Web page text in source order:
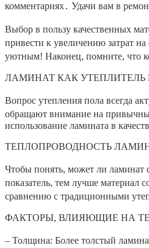
комментариях․ Удачи вам в
Выбор в пользу качественных
привести к увеличению затрат
уютным! Наконец, помните, что
ЛАМИНАТ КАК УТЕПЛИТЕЛЬ
Вопрос утепления пола всегда
обращают внимание на
использование ламината в
ТЕПЛОПРОВОДНОСТЬ
Чтобы понять, может ли ламинат
показатель, тем лучше материал
сравнению с традиционными
ФАКТОРЫ, ВЛИЯЮЩИЕ НА
– Толщина: Более толстый